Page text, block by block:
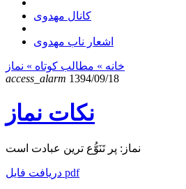
کانال مهدوی
اشعار ناب مهدوی
خانه » مطالب کوتاه » نماز
access_alarm 1394/09/18
نکات نماز
نماز: پر تَنَوُّع ترین عبادت است
دریافت فایل pdf